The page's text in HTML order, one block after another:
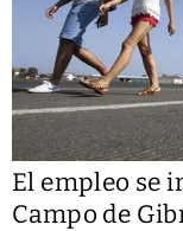
El empleo se
Campo de